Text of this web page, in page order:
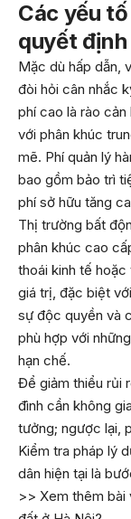
Các yếu
quyết định
Mặc dù hấp dẫn,
đòi hỏi cân nhắc
phí cao là rào
với phân khúc
mẽ. Phí quản lý
bao gồm bảo trì
phí sở hữu tăng
Thị trường bất
phân khúc cao
thoái kinh tế
giá trị, đặc biệt
sự độc quyền và
phù hợp với
hạn chế.
Để giảm thiểu rủi
đình cần không
tưởng; ngược lại,
Kiểm tra pháp lý
dân hiện tại là
>> Xem thêm bài